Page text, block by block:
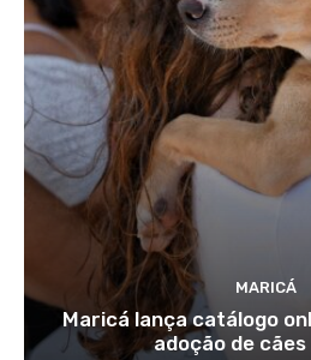
MARICÁ
Maricá lança catálogo
adoção de